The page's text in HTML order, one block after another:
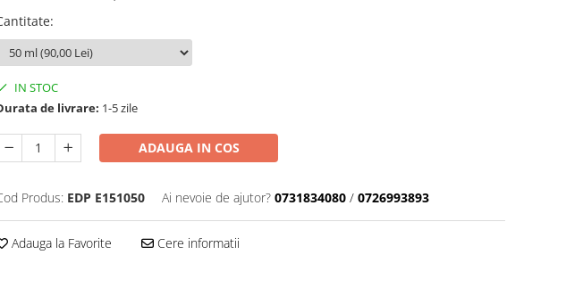
:
IN STOC
de livrare: 1-5 zile
ADAUGA IN COS
Produs: EDP E151050 Ai nevoie de ajutor? 0731834080 / 0726993893
Adauga la Favorite Cere informatii